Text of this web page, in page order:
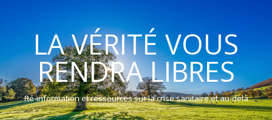
LA VÉRITÉ VOUS
RENDRA LIBRES
Ré-information et ressources sur la crise sanitaire et au-delà